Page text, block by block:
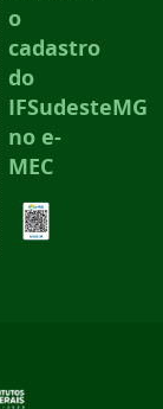
o
cadastro
do
IFSudesteMG
no e-
MEC